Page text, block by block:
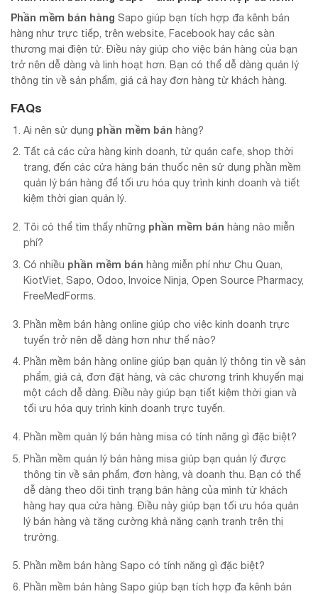
Phần mềm bán hàng Sapo giúp bạn tích hợp đa kênh bán
hàng như trực tiếp, trên website, Facebook hay các sàn
thương mại điện tử. Điều này giúp cho việc bán hàng của bạn
trở nên dễ dàng và linh hoạt hơn. Bạn có thể dễ dàng quản lý
thông tin về sản phẩm, giá cả hay đơn hàng từ khách hàng.
FAQs
Ai nên sử dụng phần mềm bán hàng?
Tất cả các cửa hàng kinh doanh, từ quán cafe, shop thời
trang, đến các cửa hàng bán thuốc nên sử dụng phần mềm
quản lý bán hàng để tối ưu hóa quy trình kinh doanh và tiết
kiệm thời gian quản lý.
Tôi có thể tìm thấy những phần mềm bán hàng nào miễn
phí?
Có nhiều phần mềm bán hàng miễn phí như Chu Quan,
KiotViet, Sapo, Odoo, Invoice Ninja, Open Source Pharmacy,
FreeMedForms.
Phần mềm bán hàng online giúp cho việc kinh doanh trực
tuyến trở nên dễ dàng hơn như thế nào?
Phần mềm bán hàng online giúp bạn quản lý thông tin về sản
phẩm, giá cả, đơn đặt hàng, và các chương trình khuyến mại
một cách dễ dàng. Điều này giúp bạn tiết kiệm thời gian và
tối ưu hóa quy trình kinh doanh trực tuyến.
Phần mềm quản lý bán hàng misa có tính năng gì đặc biệt?
Phần mềm quản lý bán hàng misa giúp bạn quản lý được
thông tin về sản phẩm, đơn hàng, và doanh thu. Bạn có thể
dễ dàng theo dõi tình trạng bán hàng của mình từ khách
hàng hay qua cửa hàng. Điều này giúp bạn tối ưu hóa quản
lý bán hàng và tăng cường khả năng cạnh tranh trên thị
trường.
Phần mềm bán hàng Sapo có tính năng gì đặc biệt?
Phần mềm bán hàng Sapo giúp bạn tích hợp đa kênh bán